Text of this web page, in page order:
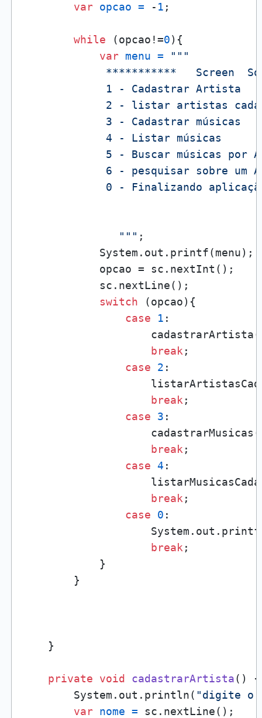
var opcao = - 1 ;
while (opcao!=0){
var menu =
"""
***********   Screen
             1 - Cadastrar Artista
2 - listar artistas
             3 - Cadastrar músicas
             4 - Listar músicas
5 - Buscar músicas por
6 - pesquisar sobre um
0 - Finalizando
               """
;
            System.out.printf(menu);
            opcao = sc.nextInt();
            sc.nextLine();
switch (opcao){
case
1 :
break ;
case
2 :
break ;
case
3 :
break ;
case 4 :
break ;
case
0 :
break ;
            }
        }
    }
private void cadastrarArtista()
{
        System.out.println(
"digite o
var nome = sc.nextLine();